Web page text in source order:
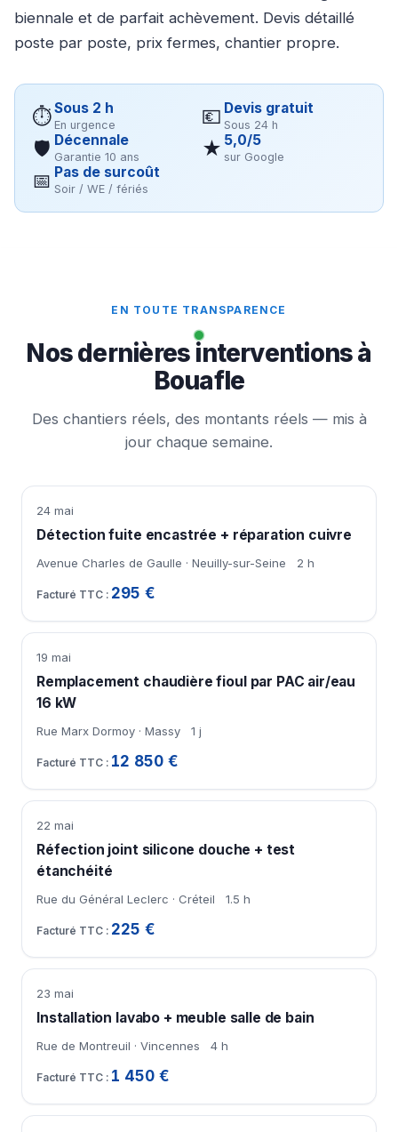
biennale et de parfait achèvement. Devis détaillé
poste par poste, prix fermes, chantier propre.
⏱Sous 2 h
En urgence 💶 Devis gratuit
Sous 24 h
🛡 Décennale
Garantie 10 ans ★ 5,0/5
sur Google
📅 Pas de surcoût
Soir / WE / fériés
EN TOUTE TRANSPARENCE
Nos dernières interventions à
Bouafle
Des chantiers réels, des montants réels — mis à
jour chaque semaine.
24 mai
Détection fuite encastrée + réparation cuivre
Avenue Charles de Gaulle · Neuilly-sur-Seine 2 h
295 €
19 mai
Remplacement chaudière fioul par PAC air/eau
16 kW
Rue Marx Dormoy · Massy 1 j
12 850 €
22 mai
Réfection joint silicone douche + test
étanchéité
Rue du Général Leclerc · Créteil 1.5 h
225 €
23 mai
Installation lavabo + meuble salle de bain
Rue de Montreuil · Vincennes 4 h
1 450 €